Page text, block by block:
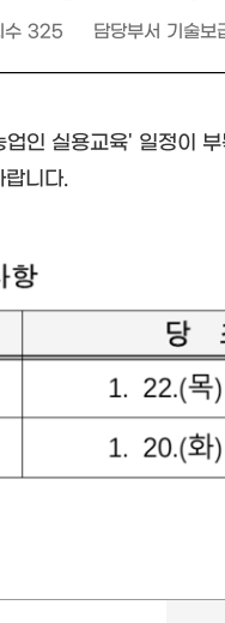
수 325 담당부서 기술보
인 실용교육' 일정이 부
니다.